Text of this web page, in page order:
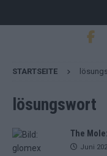
STARTSEITE
lösungswort
The
Juni